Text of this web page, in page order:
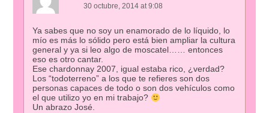
30 octubre, 2014 at 9:08
Ya sabes que no soy un enamorado de lo líquido, lo
mío es más lo sólido pero está bien ampliar la cultura
general y ya si leo algo de moscatel…… entonces
eso es otro cantar.
Ese chardonnay 2007, igual estaba rico, ¿verdad?
Los “todoterreno” a los que te refieres son dos
personas capaces de todo o son dos vehículos como
el que utilizo yo en mi trabajo?
Un abrazo José.